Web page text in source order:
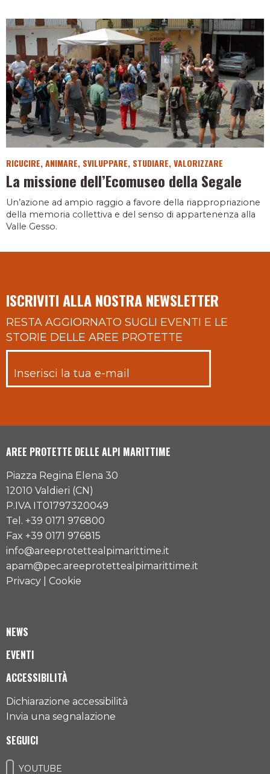
RICUCIRE, ANIMARE, SVILUPPARE, STUDIARE, VALORIZZARE
La missione dell’Ecomuseo della Segale
Un’azione ad ampio raggio a favore della riappropriazione
della memoria collettiva e del senso di appartenenza alla
Valle Gesso.
ISCRIVITI ALLA NOSTRA NEWSLETTER
RESTA AGGIORNATO SUGLI EVENTI E LE
STORIE DELLE AREE PROTETTE
AREE PROTETTE DELLE ALPI MARITTIME
Piazza Regina Elena 30
12010 Valdieri (CN)
P.IVA IT01797320049
Tel. +39 0171 976800
Fax +39 0171 976815
info@areeprotettealpimarittime.it
apam@pec.areeprotettealpimarittime.it
Privacy
Cookie
NEWS
EVENTI
ACCESSIBILITÀ
Dichiarazione accessibilità
Invia una segnalazione
SEGUICI
YOUTUBE